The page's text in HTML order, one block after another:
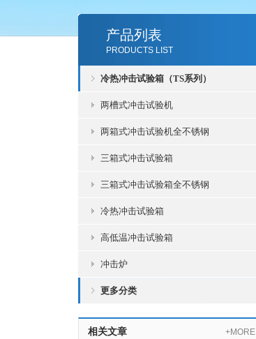
产品列表
PRODUCTS LIST
冷热冲击试验箱（TS系列）
两槽式冲击试验机
两箱式冲击试验机全不锈钢
三箱式冲击试验箱
三箱式冲击试验箱全不锈钢
冷热冲击试验箱
高低温冲击试验箱
冲击炉
更多分类
相关文章 +MORE